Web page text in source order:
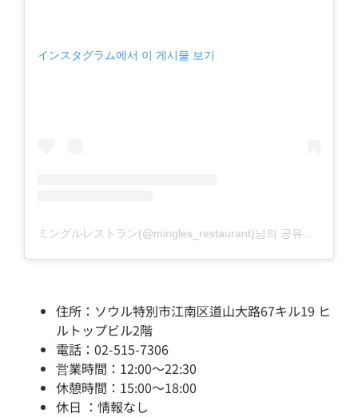
インスタグラム에서 이 게시물 보기
住所：ソウル特別市江南区道山大路67キル19 ヒ
ルトップビル2階
電話：02-515-7306
営業時間：12:00～22:30
休憩時間：15:00～18:00
休日 ：情報なし